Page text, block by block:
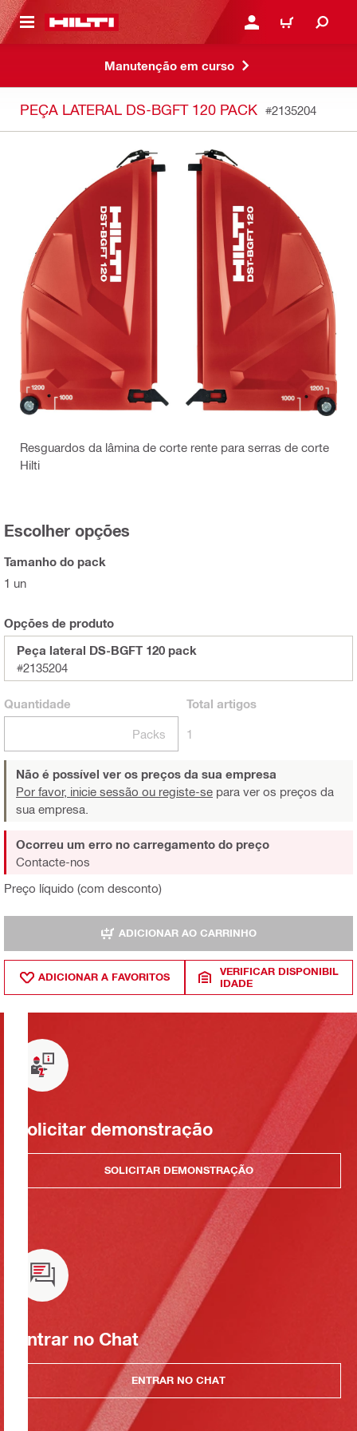
CONTENT ENTRAR OU REGISTAR
CARRINHO
Manutenção em curso
PEÇA LATERAL DS-BGFT 120 PACK #2135204
Resguardos da lâmina de corte rente para serras de corte
Hilti
Escolher opções
Tamanho do pack
1 un
Opções de produto
Peça lateral DS-BGFT 120 pack
#2135204
Quantidade
Packs
Total artigos
1
Não é possível ver os preços da sua empresa
Por favor, inicie sessão ou registe-se para ver os preços da
sua empresa.
Preço líquido (com desconto)
Ocorreu um erro no carregamento do preço
Contacte-nos
ADICIONAR AO CARRINHO
ADICIONAR A FAVORITOS
VERIFICAR DISPONIBIL
IDADE
Solicitar demonstração
SOLICITAR DEMONSTRAÇÃO
Entrar no Chat
ENTRAR NO CHAT